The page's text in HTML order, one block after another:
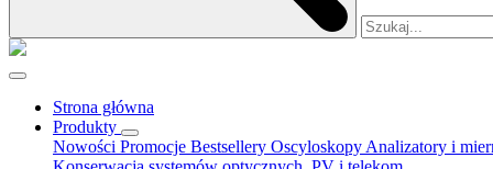
Strona główna
Produkty
Nowości Promocje Bestsellery Oscyloskopy Analizatory i